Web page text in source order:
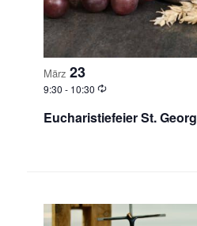
März 23
9:30 - 10:30
Eucharistiefeier St. Georg